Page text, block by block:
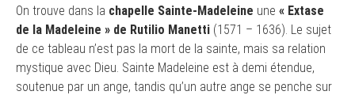
On trouve dans la chapelle Sainte-Madeleine une « Extase
de la Madeleine » de Rutilio Manetti (1571 – 1636). Le sujet
de ce tableau n’est pas la mort de la sainte, mais sa relation
mystique avec Dieu. Sainte Madeleine est à demi étendue,
soutenue par un ange, tandis qu’un autre ange se penche sur